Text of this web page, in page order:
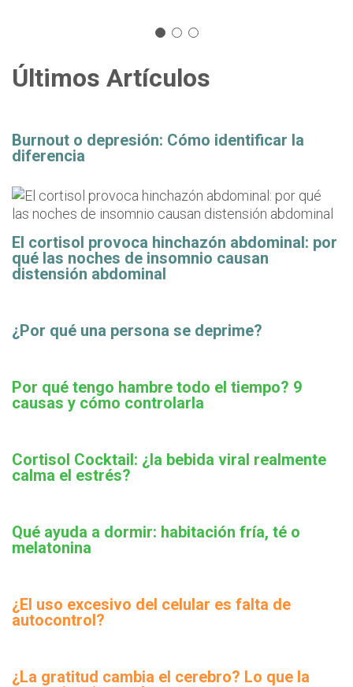
Últimos Artículos
Burnout o depresión: Cómo identificar la
diferencia
El cortisol provoca hinchazón abdominal: por
qué las noches de insomnio causan
distensión abdominal
¿Por qué una persona se deprime?
Por qué tengo hambre todo el tiempo? 9
causas y cómo controlarla
Cortisol Cocktail: ¿la bebida viral realmente
calma el estrés?
Qué ayuda a dormir: habitación fría, té o
melatonina
¿El uso excesivo del celular es falta de
autocontrol?
¿La gratitud cambia el cerebro? Lo que la